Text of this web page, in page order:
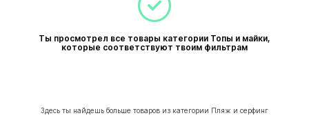
Ты просмотрел все товары категории Топы и майки,
которые соответствуют твоим фильтрам
Здесь ты найдешь больше товаров из категории Пляж и серфинг